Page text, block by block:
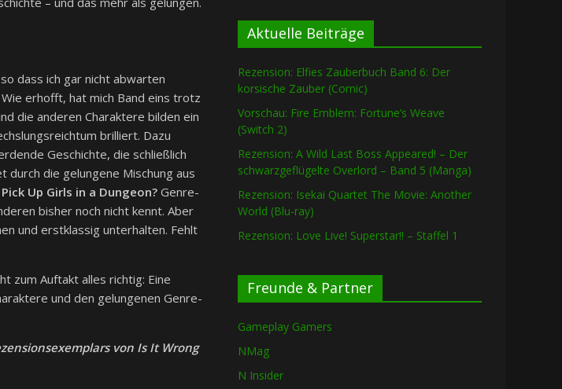
dass ich gar nicht abwarten
erhofft, hat mich Band eins trotz
die anderen Charaktere bilden ein
brilliert. Dazu
Geschichte, die schließlich
die gelungene Mischung aus
Up Girls in a Dungeon? Genre-
bisher noch nicht kennt. Aber
und erstklassig unterhalten. Fehlt
zum Auftakt alles richtig: Eine
und den gelungenen Genre-
von Is It Wrong
Aktuelle Beiträge
Rezension: Elfies Zauberbuch Band 6: Der
korsische Zauber (Comic)
Vorschau: Fire Emblem: Fortune’s Weave
(Switch 2)
Rezension: A Wild Last Boss Appeared! – Der
schwarzgeflügelte Overlord – Band 5 (Manga)
Rezension: Isekai Quartet The Movie: Another
World (Blu-ray)
Rezension: Love Live! Superstar!! – Staffel 1
Freunde & Partner
Gameplay Gamers
NMag
N Insider